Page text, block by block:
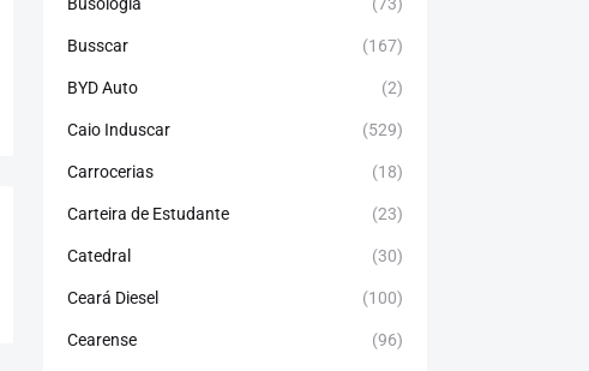
Busscar (167)
BYD Auto (2)
Caio Induscar (529)
Carrocerias (18)
Carteira de Estudante (23)
Catedral (30)
Ceará Diesel (100)
Cearense (96)